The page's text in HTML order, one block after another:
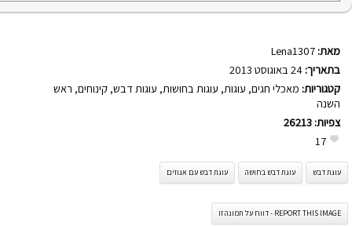
מאת: Lena1307
בתאריך:
קטגוריות: מאכלי חגים, עוגות, עוגות בחושות, עוגות דבש, קינוחים, ראש
השנה
צפיות: 26213
17
עוגת דבש עוגת דבש בחושה עוגת דבש עם אגוזים
REPORT THIS IMAGE - דווח על תמונה זו